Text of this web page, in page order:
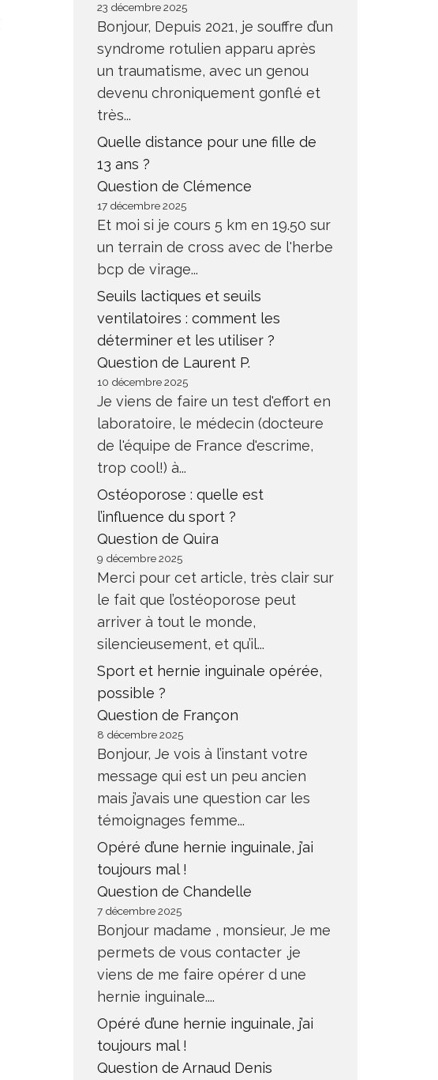
23 décembre 2025
Bonjour, Depuis 2021, je souffre d’un
syndrome rotulien apparu après
un traumatisme, avec un genou
devenu chroniquement gonflé et
très...
Quelle distance pour une fille de
13 ans ?
Question de Clémence
17 décembre 2025
Et moi si je cours 5 km en 19.50 sur
un terrain de cross avec de l'herbe
bcp de virage...
Seuils lactiques et seuils
ventilatoires : comment les
déterminer et les utiliser ?
Question de Laurent P.
10 décembre 2025
Je viens de faire un test d'effort en
laboratoire, le médecin (docteure
de l'équipe de France d'escrime,
trop cool!) à...
Ostéoporose : quelle est
l’influence du sport ?
Question de Quira
9 décembre 2025
Merci pour cet article, très clair sur
le fait que l’ostéoporose peut
arriver à tout le monde,
silencieusement, et qu’il...
Sport et hernie inguinale opérée,
possible ?
Question de Françon
8 décembre 2025
Bonjour, Je vois à l’instant votre
message qui est un peu ancien
mais j’avais une question car les
témoignages femme...
Opéré d’une hernie inguinale, j’ai
toujours mal !
Question de Chandelle
7 décembre 2025
Bonjour madame , monsieur, Je me
permets de vous contacter ,je
viens de me faire opérer d une
hernie inguinale....
Opéré d’une hernie inguinale, j’ai
toujours mal !
Question de Arnaud Denis